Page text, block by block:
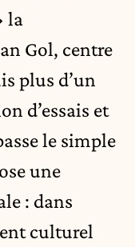
la
Gol, centre
plus d’un
d’essais et
le simple
une
: dans
culturel